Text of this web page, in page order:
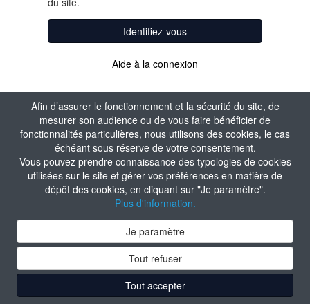
Afin d’assurer le fonctionnement et la sécurité du site, de
mesurer son audience ou de vous faire bénéficier de
fonctionnalités particulières, nous utilisons des cookies, le cas
échéant sous réserve de votre consentement.
Vous pouvez prendre connaissance des typologies de cookies
utilisées sur le site et gérer vos préférences en matière de
dépôt des cookies, en cliquant sur "Je paramètre".
Plus d'information.
Je paramètre
Tout refuser
Tout accepter
Identifiez-vous
Aide à la connexion